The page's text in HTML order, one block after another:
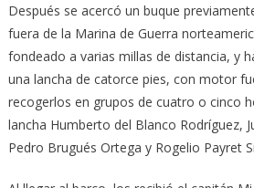
Después se acercó un buque
fuera de la Marina de Guerra
fondeado a varias millas de distancia, y
una lancha de catorce pies, con motor
recogerlos en grupos de cuatro o cinco
lancha Humberto del Blanco Rodríguez,
Pedro Brugués Ortega y Rogelio Payret